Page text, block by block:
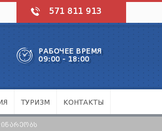
571 811 913
РАБОЧЕЕ ВРЕМЯ
09:00 - 18:00
ТУРИЗМ КОНТАКТЫ